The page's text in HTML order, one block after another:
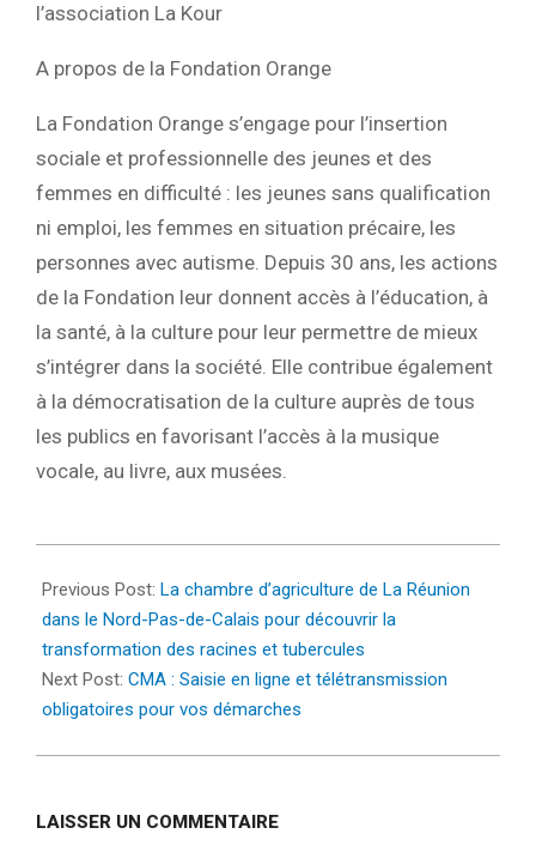
l’association La Kour
A propos de la Fondation Orange
La Fondation Orange s’engage pour l’insertion
sociale et professionnelle des jeunes et des
femmes en difficulté : les jeunes sans qualification
ni emploi, les femmes en situation précaire, les
personnes avec autisme. Depuis 30 ans, les actions
de la Fondation leur donnent accès à l’éducation, à
la santé, à la culture pour leur permettre de mieux
s’intégrer dans la société. Elle contribue également
à la démocratisation de la culture auprès de tous
les publics en favorisant l’accès à la musique
vocale, au livre, aux musées.
03-
21
Previous Post: La chambre d’agriculture de La Réunion
dans le Nord-Pas-de-Calais pour découvrir la
transformation des racines et tubercules
Next Post: CMA : Saisie en ligne et télétransmission
obligatoires pour vos démarches
LAISSER UN COMMENTAIRE